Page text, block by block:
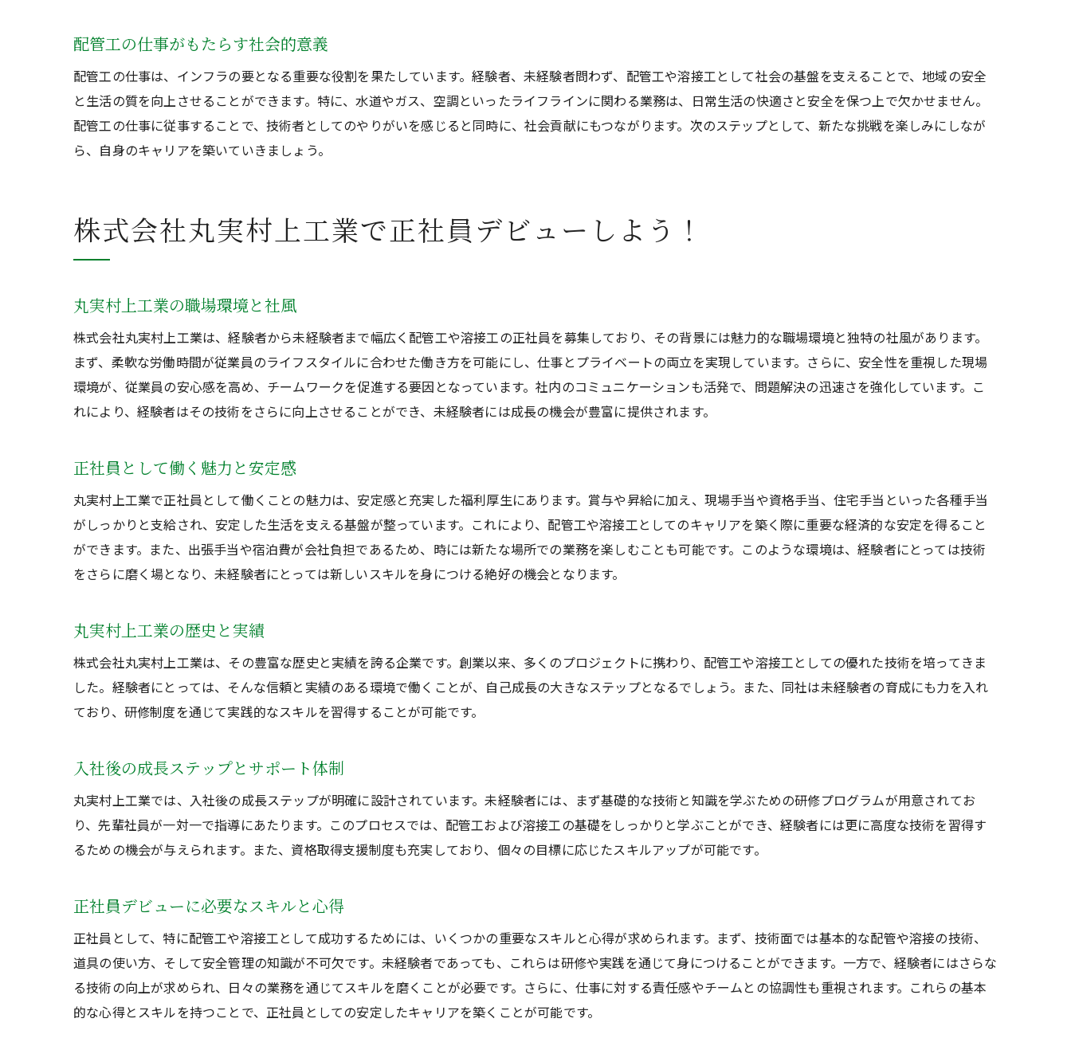
新たなキャリアに挑戦するための準備
成長を続けるためのキャリアプラン
配管工としての未来を描く
株式会社丸実村上工業で成長を実感できる職場
丸実村上工業の成長を支える要素
丸実村上工業での成長ストーリー
成長を支えるコミュニティとネットワーク
成長を実感するための環境づくり
配管工の仕事がもたらす社会的意義
配管工の仕事は、インフラの要となる重要な役割を果たしています。経験者、未経験者問わず、配管工や溶接工として社会の基盤を支えることで、地域の安全
と生活の質を向上させることができます。特に、水道やガス、空調といったライフラインに関わる業務は、日常生活の快適さと安全を保つ上で欠かせません。
配管工の仕事に従事することで、技術者としてのやりがいを感じると同時に、社会貢献にもつながります。次のステップとして、新たな挑戦を楽しみにしなが
ら、自身のキャリアを築いていきましょう。
株式会社丸実村上工業で正社員デビューしよう！
丸実村上工業の職場環境と社風
株式会社丸実村上工業は、経験者から未経験者まで幅広く配管工や溶接工の正社員を募集しており、その背景には魅力的な職場環境と独特の社風があります。
まず、柔軟な労働時間が従業員のライフスタイルに合わせた働き方を可能にし、仕事とプライベートの両立を実現しています。さらに、安全性を重視した現場
環境が、従業員の安心感を高め、チームワークを促進する要因となっています。社内のコミュニケーションも活発で、問題解決の迅速さを強化しています。こ
れにより、経験者はその技術をさらに向上させることができ、未経験者には成長の機会が豊富に提供されます。
正社員として働く魅力と安定感
丸実村上工業で正社員として働くことの魅力は、安定感と充実した福利厚生にあります。賞与や昇給に加え、現場手当や資格手当、住宅手当といった各種手当
がしっかりと支給され、安定した生活を支える基盤が整っています。これにより、配管工や溶接工としてのキャリアを築く際に重要な経済的な安定を得ること
ができます。また、出張手当や宿泊費が会社負担であるため、時には新たな場所での業務を楽しむことも可能です。このような環境は、経験者にとっては技術
をさらに磨く場となり、未経験者にとっては新しいスキルを身につける絶好の機会となります。
丸実村上工業の歴史と実績
株式会社丸実村上工業は、その豊富な歴史と実績を誇る企業です。創業以来、多くのプロジェクトに携わり、配管工や溶接工としての優れた技術を培ってきま
した。経験者にとっては、そんな信頼と実績のある環境で働くことが、自己成長の大きなステップとなるでしょう。また、同社は未経験者の育成にも力を入れ
ており、研修制度を通じて実践的なスキルを習得することが可能です。
入社後の成長ステップとサポート体制
丸実村上工業では、入社後の成長ステップが明確に設計されています。未経験者には、まず基礎的な技術と知識を学ぶための研修プログラムが用意されてお
り、先輩社員が一対一で指導にあたります。このプロセスでは、配管工および溶接工の基礎をしっかりと学ぶことができ、経験者には更に高度な技術を習得す
るための機会が与えられます。また、資格取得支援制度も充実しており、個々の目標に応じたスキルアップが可能です。
正社員デビューに必要なスキルと心得
正社員として、特に配管工や溶接工として成功するためには、いくつかの重要なスキルと心得が求められます。まず、技術面では基本的な配管や溶接の技術、
道具の使い方、そして安全管理の知識が不可欠です。未経験者であっても、これらは研修や実践を通じて身につけることができます。一方で、経験者にはさらな
る技術の向上が求められ、日々の業務を通じてスキルを磨くことが必要です。さらに、仕事に対する責任感やチームとの協調性も重視されます。これらの基本
的な心得とスキルを持つことで、正社員としての安定したキャリアを築くことが可能です。